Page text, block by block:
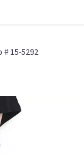
# 15-5292